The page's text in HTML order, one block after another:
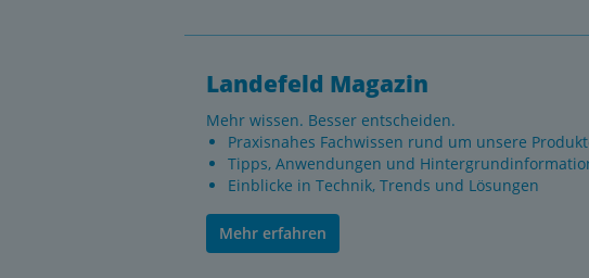
Landefeld Magazin
Mehr wissen. Besser entscheiden.
Praxisnahes Fachwissen rund um unsere
Tipps, Anwendungen und
Einblicke in Technik, Trends und Lösungen
Mehr erfahren